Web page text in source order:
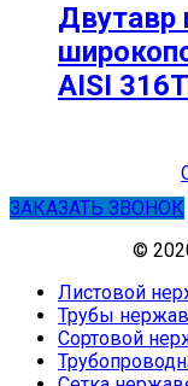
Двутавр
AISI
ЗАКАЗАТЬ ЗВОНОК
©
Листовой
Трубы
Сортовой